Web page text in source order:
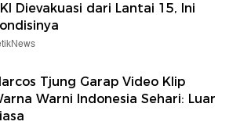
Dievakuasi dari Lantai 15, Ini
Tjung Garap Video Klip
Warni Indonesia Sehari: Luar